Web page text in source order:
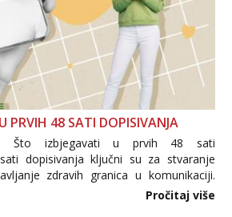
PRVIH 48 SATI DOPISIVANJA
Što izbjegavati u prvih 48 sati
dopisivanja ključni su za stvaranje
zdravih granica u komunikaciji.
otkrivanje osobnih ili intimnih
osoba još nije zaslužila to
Pročitaj više